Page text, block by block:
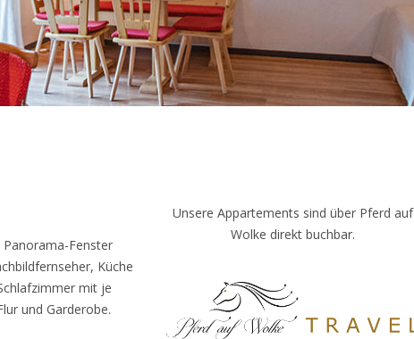
Fenster
Küche
mit je
und Garderobe.
Unsere Appartements sind über Pferd auf
Wolke direkt buchbar.